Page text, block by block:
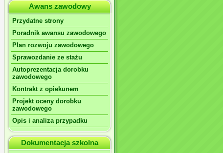
Awans zawodowy
Przydatne strony
Poradnik awansu zawodowego
Plan rozwoju zawodowego
Sprawozdanie ze stażu
Autoprezentacja dorobku
zawodowego
Kontrakt z opiekunem
Projekt oceny dorobku
zawodowego
Opis i analiza przypadku
Dokumentacja szkolna